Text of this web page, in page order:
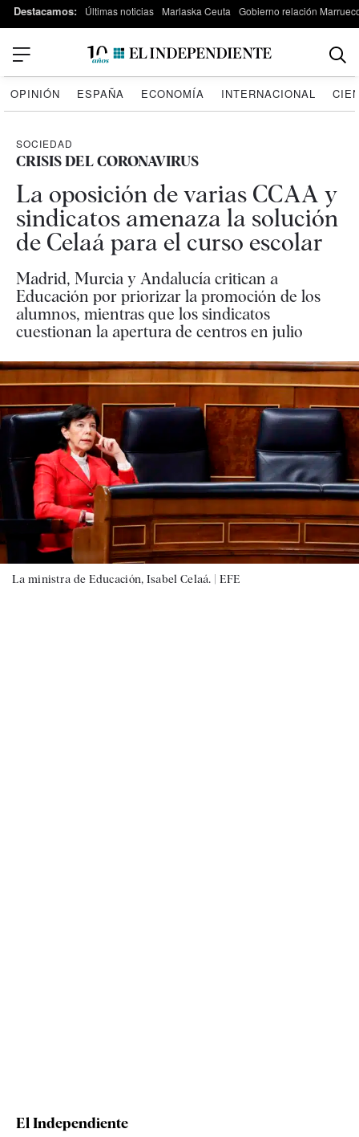
Destacamos: Últimas noticias Marlaska Ceuta Gobierno relación
OPINIÓN ESPAÑA ECONOMÍA INTERNACIONAL
SOCIEDAD
CRISIS DEL CORONAVIRUS
La oposición de varias CCAA y
sindicatos amenaza la solución
de Celaá para el curso escolar
Madrid, Murcia y Andalucía critican a
Educación por priorizar la promoción de los
alumnos, mientras que los sindicatos
cuestionan la apertura de centros en julio
La ministra de Educación, Isabel Celaá. | EFE
El Independiente